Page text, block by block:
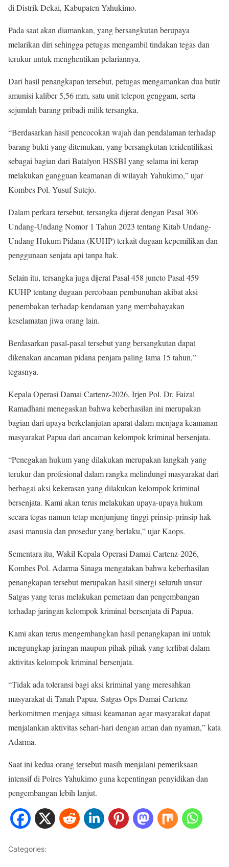
di Distrik Dekai, Kabupaten Yahukimo.
Pada saat akan diamankan, yang bersangkutan berupaya
melarikan diri sehingga petugas mengambil tindakan tegas dan
terukur untuk menghentikan pelariannya.
Dari hasil penangkapan tersebut, petugas mengamankan dua butir
amunisi kaliber 5,56 mm, satu unit telepon genggam, serta
sejumlah barang pribadi milik tersangka.
“Berdasarkan hasil pencocokan wajah dan pendalaman terhadap
barang bukti yang ditemukan, yang bersangkutan teridentifikasi
sebagai bagian dari Batalyon HSSBI yang selama ini kerap
melakukan gangguan keamanan di wilayah Yahukimo,” ujar
Kombes Pol. Yusuf Sutejo.
Dalam perkara tersebut, tersangka dijerat dengan Pasal 306
Undang-Undang Nomor 1 Tahun 2023 tentang Kitab Undang-
Undang Hukum Pidana (KUHP) terkait dugaan kepemilikan dan
penggunaan senjata api tanpa hak.
Selain itu, tersangka juga dijerat Pasal 458 juncto Pasal 459
KUHP tentang dugaan percobaan pembunuhan akibat aksi
penembakan terhadap kendaraan yang membahayakan
keselamatan jiwa orang lain.
Berdasarkan pasal-pasal tersebut yang bersangkutan dapat
dikenakan ancaman pidana penjara paling lama 15 tahun,”
tegasnya.
Kepala Operasi Damai Cartenz-2026, Irjen Pol. Dr. Faizal
Ramadhani menegaskan bahwa keberhasilan ini merupakan
bagian dari upaya berkelanjutan aparat dalam menjaga keamanan
masyarakat Papua dari ancaman kelompok kriminal bersenjata.
“Penegakan hukum yang dilakukan merupakan langkah yang
terukur dan profesional dalam rangka melindungi masyarakat dari
berbagai aksi kekerasan yang dilakukan kelompok kriminal
bersenjata. Kami akan terus melakukan upaya-upaya hukum
secara tegas namun tetap menjunjung tinggi prinsip-prinsip hak
asasi manusia dan prosedur yang berlaku,” ujar Kaops.
Sementara itu, Wakil Kepala Operasi Damai Cartenz-2026,
Kombes Pol. Adarma Sinaga mengatakan bahwa keberhasilan
penangkapan tersebut merupakan hasil sinergi seluruh unsur
Satgas yang terus melakukan pemetaan dan pengembangan
terhadap jaringan kelompok kriminal bersenjata di Papua.
Kami akan terus mengembangkan hasil penangkapan ini untuk
mengungkap jaringan maupun pihak-pihak yang terlibat dalam
aktivitas kelompok kriminal bersenjata.
“Tidak ada toleransi bagi aksi kriminal yang meresahkan
masyarakat di Tanah Papua. Satgas Ops Damai Cartenz
berkomitmen menjaga situasi keamanan agar masyarakat dapat
menjalankan aktivitas sehari-hari dengan aman dan nyaman,” kata
Adarma.
Saat ini kedua orang tersebut masih menjalani pemeriksaan
intensif di Polres Yahukimo guna kepentingan penyidikan dan
pengembangan lebih lanjut.
Categories: